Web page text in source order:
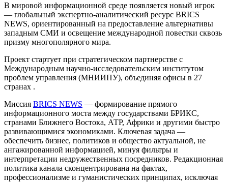
В мировой информационной среде появляется новый игрок
— глобальный экспертно-аналитический ресурс BRICS
NEWS, ориентированный на предоставление альтернативы
западным СМИ и освещение международной повестки сквозь
призму многополярного мира.
Проект стартует при стратегическом партнерстве с
Международным научно-исследовательским институтом
проблем управления (МНИИПУ), объединяя офисы в 27
странах .
Миссия BRICS NEWS — формирование прямого
информационного моста между государствами БРИКС,
странами Ближнего Востока, АТР, Африки и другими быстро
развивающимися экономиками. Ключевая задача —
обеспечить бизнес, политиков и общество актуальной, не
ангажированной информацией, минуя фильтры и
интерпретации недружественных посредников. Редакционная
политика канала сконцентрирована на фактах,
профессионализме и гуманистических принципах, исключая